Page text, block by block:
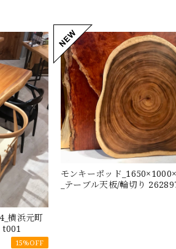
横浜元町
t001
15%OFF
モンキーポッド
_テーブル天板/輪切り